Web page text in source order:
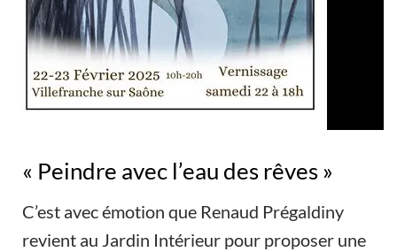
« Peindre avec l’eau des rêves »
C’est avec émotion que Renaud Prégaldiny
revient au Jardin Intérieur pour proposer une